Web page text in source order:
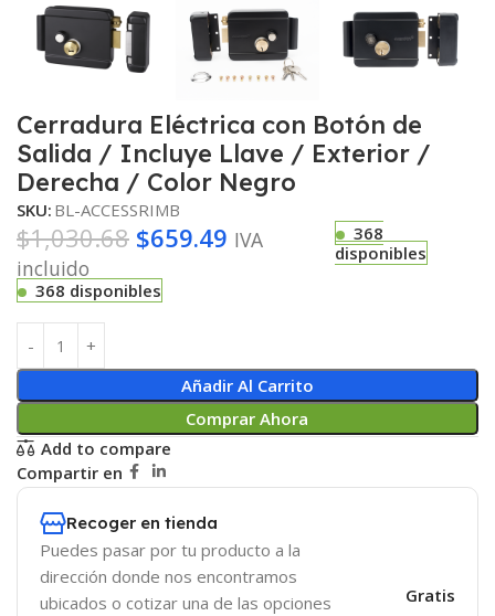
Cerradura Eléctrica con Botón de
Salida / Incluye Llave / Exterior /
Derecha / Color Negro
SKU: BL-ACCESSRIMB
$1,030.68 $659.49 IVA
incluido
368
disponibles
368 disponibles
Añadir Al Carrito
Comprar Ahora
Add to compare
Compartir en
Recoger en tienda
Puedes pasar por tu producto a la
dirección donde nos encontramos
ubicados o cotizar una de las opciones
Gratis